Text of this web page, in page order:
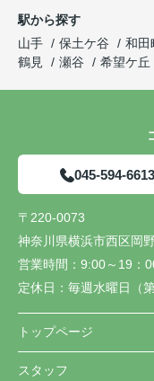
駅から探す
山手
保土ケ谷 和田
鶴見
瀬谷 希望ケ丘
045-594-6613
〒220-0073
神奈川県横浜市西区岡
営業時間： 9:00～19：
定休日： 毎週水曜日（
トップページ
スタッフ